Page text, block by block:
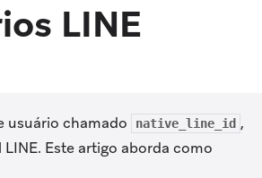
LINE
usuário chamado native_line_id ,
Este artigo aborda como